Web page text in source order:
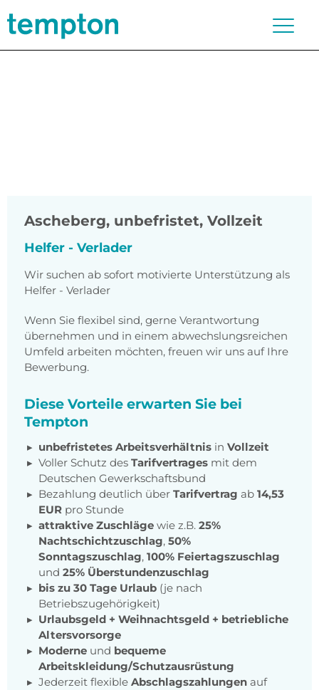
Ascheberg, unbefristet, Vollzeit
Helfer - Verlader
Wir suchen ab sofort motivierte Unterstützung als
Helfer - Verlader
Wenn Sie flexibel sind, gerne Verantwortung
übernehmen und in einem abwechslungsreichen
Umfeld arbeiten möchten, freuen wir uns auf Ihre
Bewerbung.
Diese Vorteile erwarten Sie bei
Tempton
unbefristetes Arbeitsverhältnis in Vollzeit
Voller Schutz des Tarifvertrages mit dem
Deutschen Gewerkschaftsbund
Bezahlung deutlich über Tarifvertrag ab 14,53
EUR pro Stunde
attraktive Zuschläge wie z.B. 25%
Nachtschichtzuschlag, 50%
Sonntagszuschlag, 100% Feiertagszuschlag
und 25% Überstundenzuschlag
bis zu 30 Tage Urlaub (je nach
Betriebszugehörigkeit)
Urlaubsgeld + Weihnachtsgeld + betriebliche
Altersvorsorge
Moderne und bequeme
Arbeitskleidung/Schutzausrüstung
Jederzeit flexible Abschlagszahlungen auf